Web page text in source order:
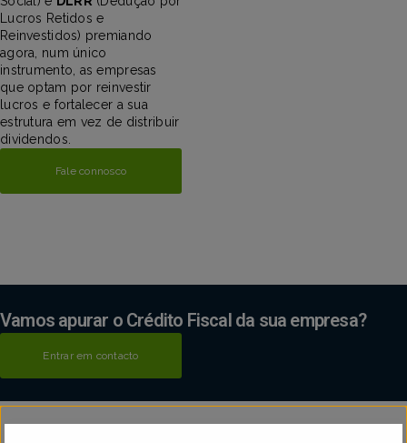
Lucros Retidos e
Reinvestidos) premiando
agora, num único
instrumento, as empresas
que optam por reinvestir
lucros e fortalecer a sua
estrutura em vez de distribuir
dividendos.
Fale connosco
Vamos apurar o Crédito Fiscal da sua empresa?
Entrar em contacto